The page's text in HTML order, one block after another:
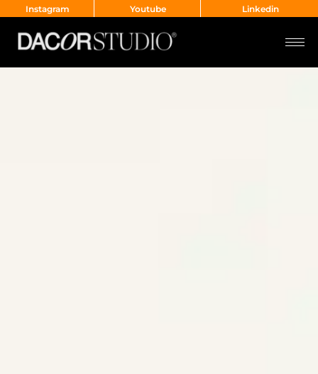
Instagram Youtube Linkedin